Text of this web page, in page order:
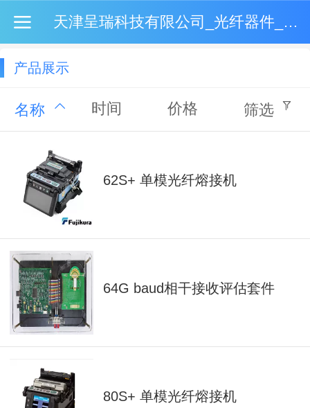
天津呈瑞科技有限公司_光纤器件_激光器_军工品质_高性价比
产品展示
名称 时间 价格 筛选
62S+ 单模光纤熔接机
64G baud相干接收评估套件
80S+ 单模光纤熔接机